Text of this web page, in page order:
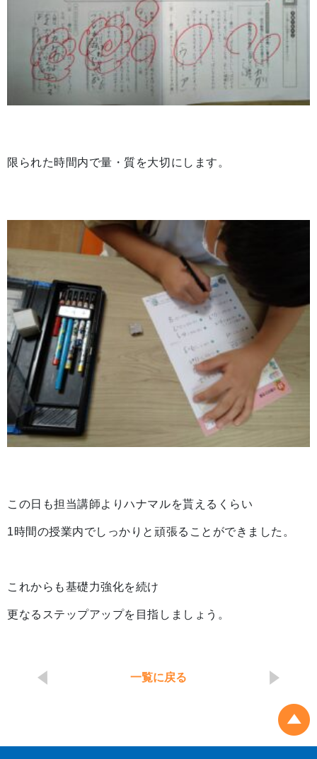
限られた時間内で量・質を大切にします。
この日も担当講師よりハナマルを貰えるくらい
1時間の授業内でしっかりと頑張ることができました。
これからも基礎力強化を続け
更なるステップアップを目指しましょう。
一覧に戻る